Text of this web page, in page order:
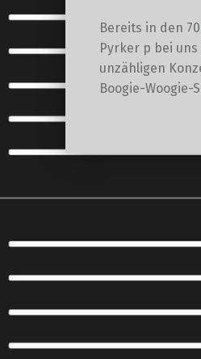
Bereits in den
Pyrker p bei uns
unzähligen
Boogie-Woogie-